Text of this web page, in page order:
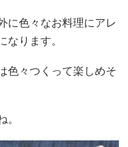
に色々なお料理にアレ
なります。
色々つくって楽しめそ